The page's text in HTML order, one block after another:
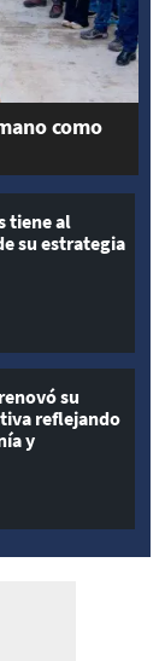
como
tiene al
su estrategia
su
reflejando
y